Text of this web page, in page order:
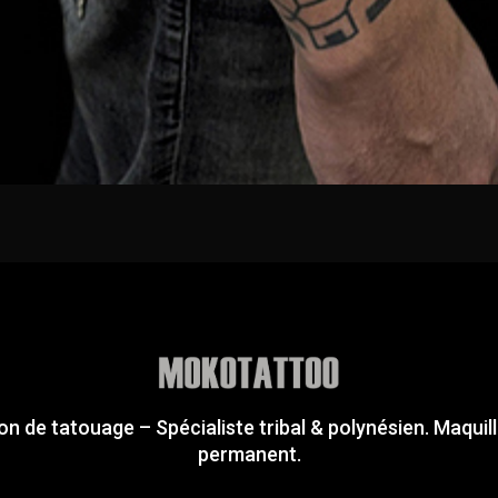
de tatouage – Spécialiste tribal & polynésien.
permanent.